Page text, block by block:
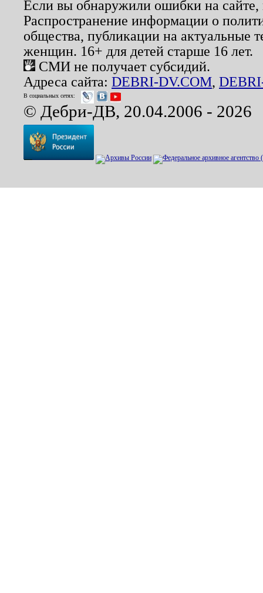
Если вы обнаружили ошибки на
Распространение информации о
общества, публикации на актуальные
женщин. 16+ для детей старше 16 лет.
СМИ не получает субсидий.
Адреса сайта: DEBRI-DV.COM,
В социальных сетях:
© Дебри-ДВ, 20.04.2006 - 2026